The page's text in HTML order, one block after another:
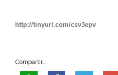
http://tinyurl.com/csv3epv
Compartir...